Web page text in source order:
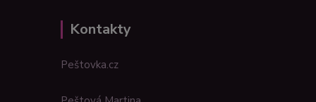
Kontakty
Peštovka.cz